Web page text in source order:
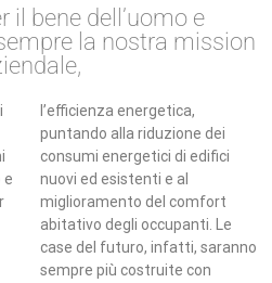
il bene dell’uomo e
la nostra mission
e